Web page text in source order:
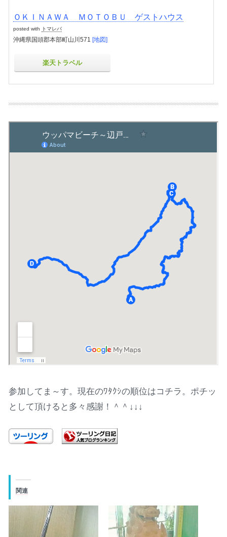
ＯＫＩＮＡＷＡ ＭＯＴＯＢＵ ゲストハウス
posted with トマレバ
沖縄県国頭郡本部町山川571 [地図]
楽天トラベル
参加してま～す。現在のﾜﾀｸｼの順位はコチラ。ポチッ
として頂けると多々感謝！＾＾↓↓↓
関連